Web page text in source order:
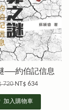
──約伯記信息
720NT$ 634
加入購物車